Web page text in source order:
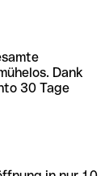
Dank
30 Tage